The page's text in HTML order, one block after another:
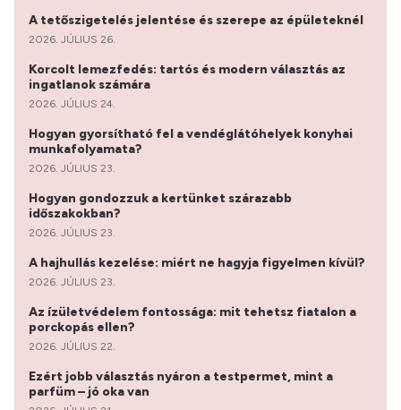
A tetőszigetelés jelentése és szerepe az épületeknél
2026. JÚLIUS 26.
Korcolt lemezfedés: tartós és modern választás az
ingatlanok számára
2026. JÚLIUS 24.
Hogyan gyorsítható fel a vendéglátóhelyek konyhai
munkafolyamata?
2026. JÚLIUS 23.
Hogyan gondozzuk a kertünket szárazabb
időszakokban?
2026. JÚLIUS 23.
A hajhullás kezelése: miért ne hagyja figyelmen kívül?
2026. JÚLIUS 23.
Az ízületvédelem fontossága: mit tehetsz fiatalon a
porckopás ellen?
2026. JÚLIUS 22.
Ezért jobb választás nyáron a testpermet, mint a
parfüm – jó oka van